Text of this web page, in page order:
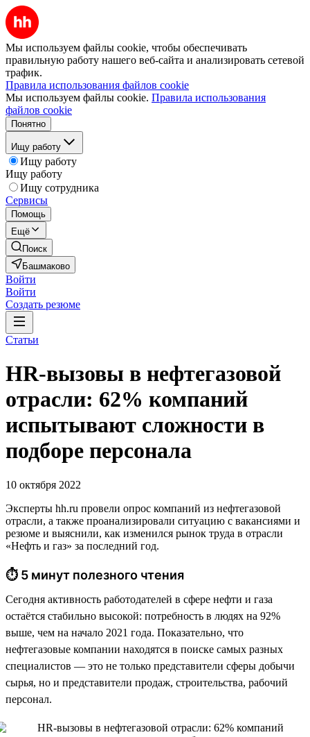
Мы используем файлы cookie, чтобы обеспечивать
правильную работу нашего веб-сайта и анализировать сетевой
трафик.
Правила использования файлов cookie
Мы используем файлы cookie. Правила использования
файлов cookie
Понятно
Ищу работу
Ищу работу
Ищу работу
Ищу сотрудника
Сервисы
Помощь
Ещё
Поиск
Башмаково
Войти
Войти
Создать резюме
Статьи
HR-вызовы в нефтегазовой
отрасли: 62% компаний
испытывают сложности в
подборе персонала
10 октября 2022
Эксперты hh.ru провели опрос компаний из нефтегазовой
отрасли, а также проанализировали ситуацию с вакансиями и
резюме и выяснили, как изменился рынок труда в отрасли
«Нефть и газ» за последний год.
⏱ 5 минут полезного чтения
Сегодня активность работодателей в сфере нефти и газа
остаётся стабильно высокой: потребность в людях на 92%
выше, чем на начало 2021 года. Показательно, что
нефтегазовые компании находятся в поиске самых разных
специалистов — это не только представители сферы добычи
сырья, но и представители продаж, строительства, рабочий
персонал.